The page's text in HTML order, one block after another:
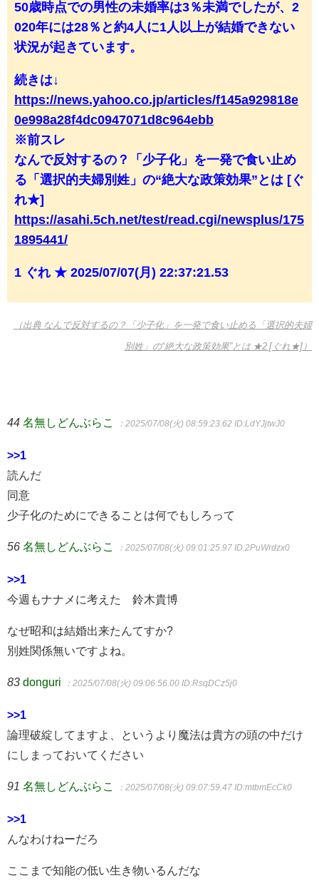
50歳時点での男性の未婚率は3％未満でしたが、2
020年には28％と約4人に1人以上が結婚できない
状況が起きています。
続きは↓
https://news.yahoo.co.jp/articles/f145a929818e
0e998a28f4dc0947071d8c964ebb
※前スレ
なんで反対するの？「少子化」を一発で食い止め
る「選択的夫婦別姓」の“絶大な政策効果”とは [ぐ
れ★]
https://asahi.5ch.net/test/read.cgi/newsplus/175
1895441/
1 ぐれ ★ 2025/07/07(月) 22:37:21.53
（出典 なんで反対するの？「少子化」を一発で食い止める「選択的夫婦
別姓」の“絶大な政策効果”とは ★2 [ぐれ★]）
44 名無しどんぶらこ ：2025/07/08(火) 08:59:23.62 ID:LdYJjtwJ0
>>1
読んだ
同意
少子化のためにできることは何でもしろって
56 名無しどんぶらこ ：2025/07/08(火) 09:01:25.97 ID:2PuWrdzx0
>>1
今週もナナメに考えた 鈴木貴博
なぜ昭和は結婚出来たんてすか?
別姓関係無いですよね。
83 donguri ：2025/07/08(火) 09:06:56.00 ID:RsqDCz5j0
>>1
論理破綻してますよ、というより魔法は貴方の頭の中だけ
にしまっておいてください
91 名無しどんぶらこ ：2025/07/08(火) 09:07:59.47 ID:mtbmEcCk0
>>1
んなわけねーだろ
ここまで知能の低い生き物いるんだな